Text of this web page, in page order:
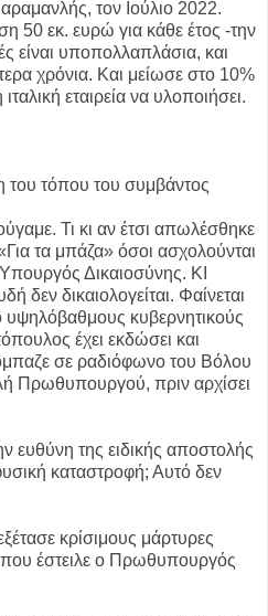
τον Ιούλιο 2022.
50 εκ. ευρώ για κάθε έτος -την
είναι υποπολλαπλάσια, και
χρόνια. Και μείωσε στο 10%
εταιρεία να υλοποιήσει.
τόπου του συμβάντος
Τι κι αν έτσι απωλέσθηκε
τα μπάζα» όσοι ασχολούνται
Δικαιοσύνης. ΚΙ
δεν δικαιολογείται. Φαίνεται
υψηλόβαθμους κυβερνητικούς
έχει εκδώσει και
σε ραδιόφωνο του Βόλου
Πρωθυπουργού, πριν αρχίσει
ευθύνη της ειδικής αποστολής
καταστροφή; Αυτό δεν
κρίσιμους μάρτυρες
που έστειλε ο Πρωθυπουργός